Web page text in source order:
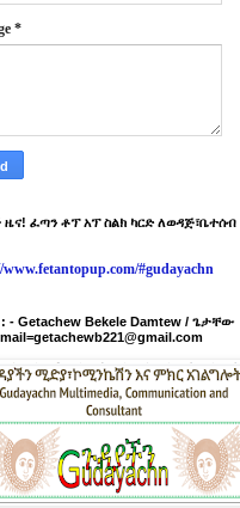
*
ዜና! ፈጣን ቶፕ አፕ ስልክ ካርድ ለወዳጅ፣ቤተሰብ
#gudayachn
- Getachew Bekele Damtew / ጌታቸው